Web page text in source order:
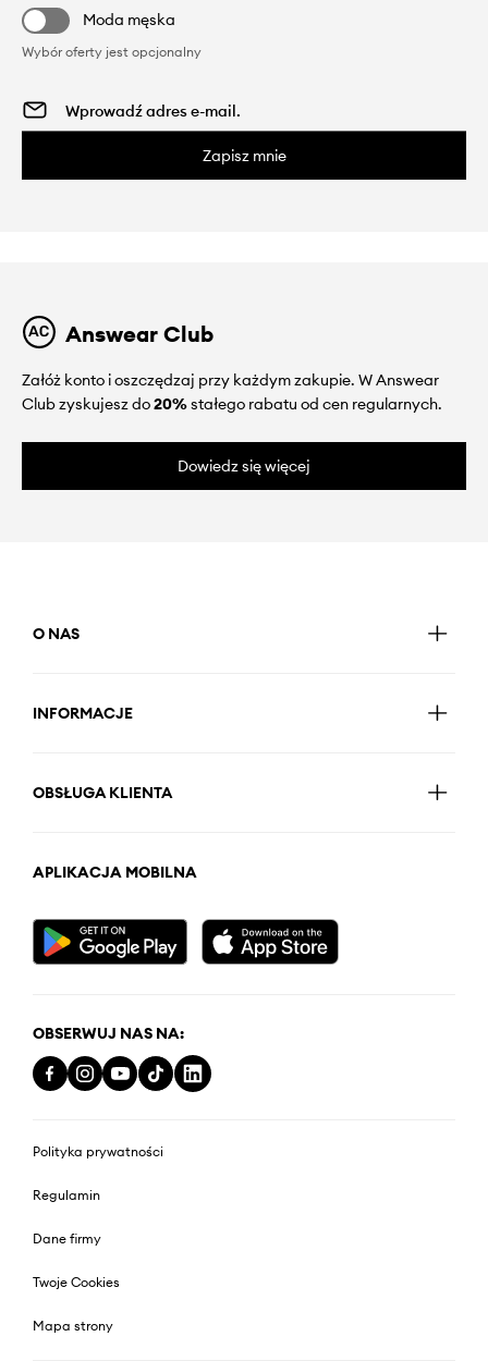
Moda męska
Wybór oferty jest opcjonalny
Zapisz mnie
Answear Club
Załóż konto i oszczędzaj przy każdym zakupie. W Answear
Club zyskujesz do20%stałego rabatu od cen regularnych.
Dowiedz się więcej
O NAS
INFORMACJE
OBSŁUGA KLIENTA
APLIKACJA MOBILNA
OBSERWUJ NAS NA:
Polityka prywatności
Regulamin
Dane firmy
Twoje Cookies
Mapa strony